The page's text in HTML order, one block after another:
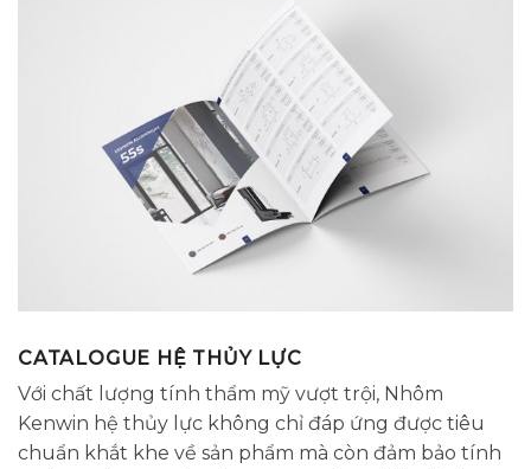
CATALOGUE HỆ THỦY LỰC
Với chất lượng tính thẩm mỹ vượt trội, Nhôm
Kenwin hệ thủy lực không chỉ đáp ứng được tiêu
chuẩn khắt khe về sản phẩm mà còn đảm bảo tính